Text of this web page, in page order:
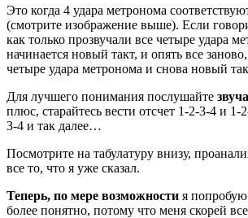
Это когда 4 удара метронома
(смотрите изображение выше). Если
как только прозвучали все четыре удара
начинается новый такт, и опять все
четыре удара метронома и снова новый
Для лучшего понимания послушайте
плюс, старайтесь вести отсчет 1-2-3-4 и
3-4 и так далее…
Посмотрите на табулатуру внизу,
все то, что я уже сказал.
Теперь, по мере возможности я
более понятно, потому что меня скорей